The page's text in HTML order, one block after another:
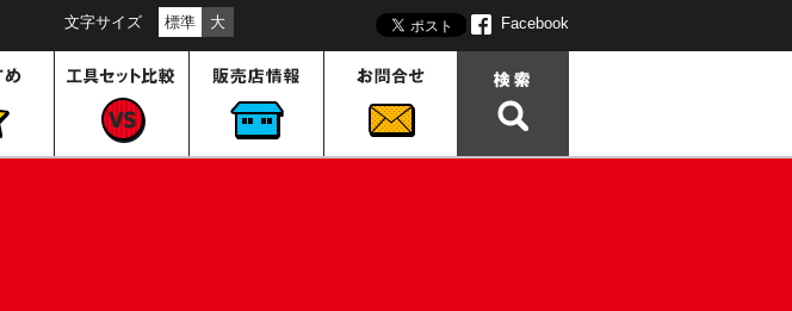
文字サイズ 標準 大 Facebook